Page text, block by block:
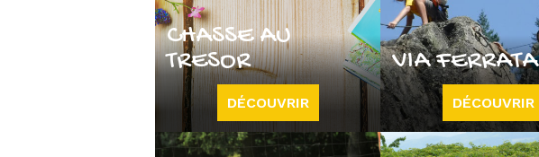
CHASSE AU
TRESOR
DÉCOUVRIR
VIA FERRATA
DÉCOUVRIR